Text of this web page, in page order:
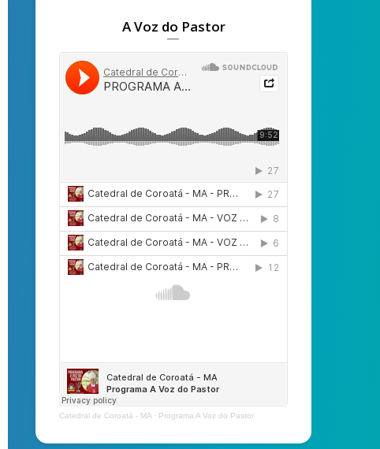
A Voz do Pastor
Catedral de Coroatá - MA · Programa A Voz do Pastor